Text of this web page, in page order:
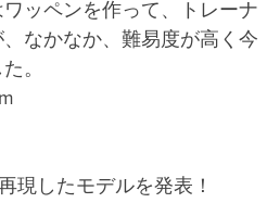
ッペンを作って、トレーナ
なかなか、難易度が高く今
。
現したモデルを発表！